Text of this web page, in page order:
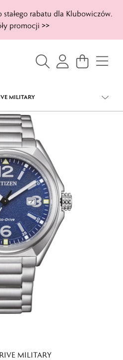
rabatu dla Klubowiczów.
promocji >>
MILITARY
MILITARY